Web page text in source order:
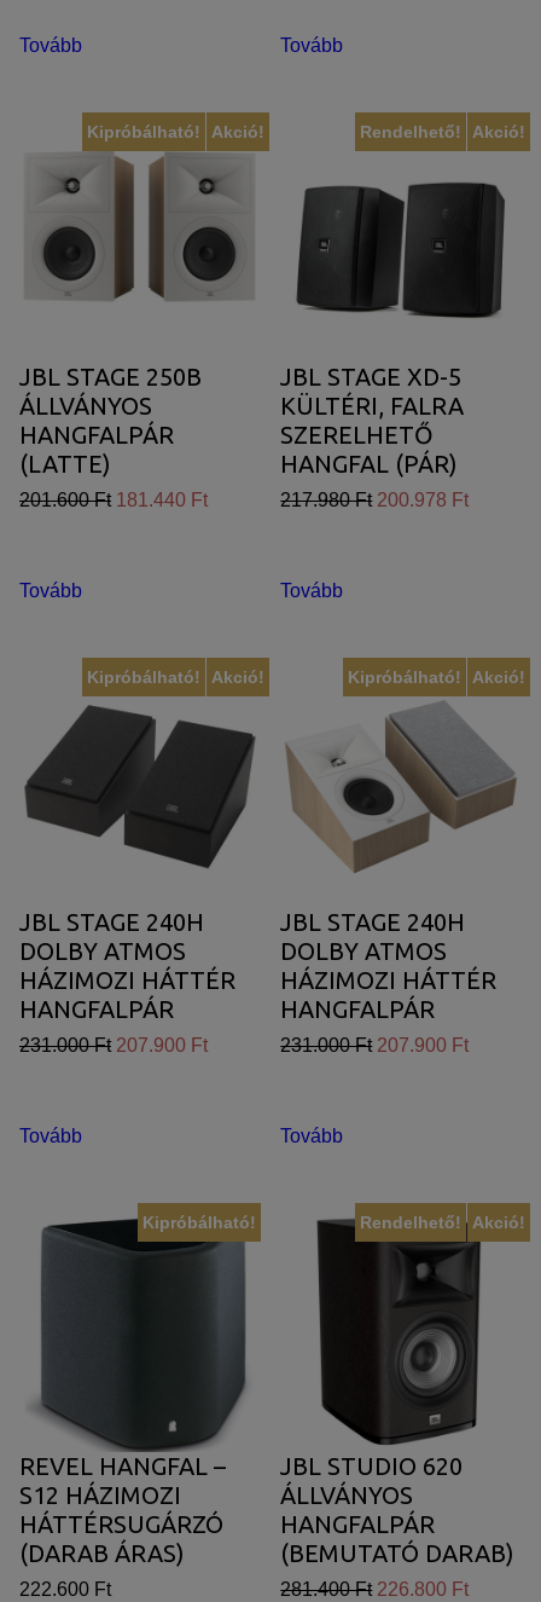
Tovább Tovább
Akció!
Kipróbálható!
JBL STAGE 250B
ÁLLVÁNYOS
HANGFALPÁR
(LATTE)
201.600 Ft 181.440 Ft
Tovább
Akció!
Rendelhető!
JBL STAGE XD-5
KÜLTÉRI, FALRA
SZERELHETŐ
HANGFAL (PÁR)
217.980 Ft 200.978 Ft
Tovább
Akció!
Kipróbálható!
JBL STAGE 240H
DOLBY ATMOS
HÁZIMOZI HÁTTÉR
HANGFALPÁR
(ESPRESSO)
231.000 Ft 207.900 Ft
Tovább
Akció!
Kipróbálható!
JBL STAGE 240H
DOLBY ATMOS
HÁZIMOZI HÁTTÉR
HANGFALPÁR
(LATTE)
231.000 Ft 207.900 Ft
Tovább
Kipróbálható!
REVEL HANGFAL –
S12 HÁZIMOZI
HÁTTÉRSUGÁRZÓ
(DARAB ÁRAS)
222.600 Ft
Akció!
Rendelhető!
JBL STUDIO 620
ÁLLVÁNYOS
HANGFALPÁR
(BEMUTATÓ DARAB)
281.400 Ft 226.800 Ft